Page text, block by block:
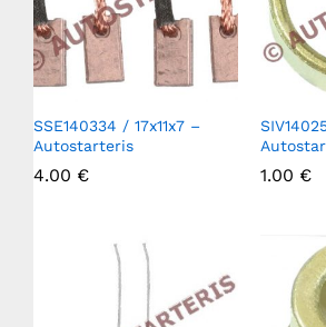
SSE140334 / 17x11x7 –
Autostarteris
4.00 € 1.00 €